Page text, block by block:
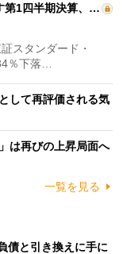
第1四半期決算、…
スタンダード・
％下落…
して再評価される気
は再びの上昇局面へ
一覧を見る
債と引き換えに手に